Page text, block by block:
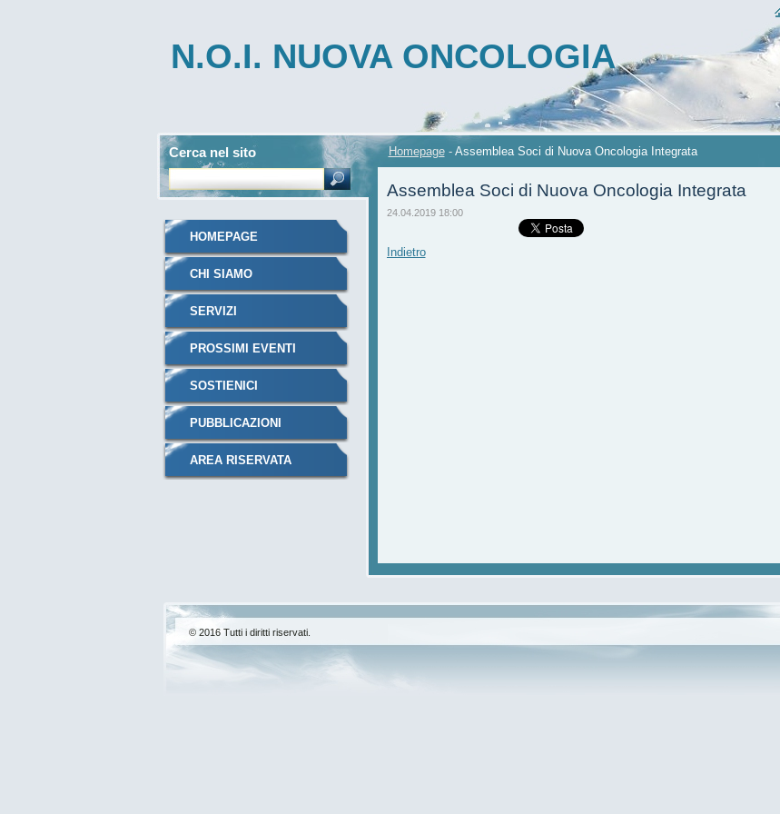
N.O.I. NUOVA ONCOLOGIA
Homepage - Assemblea Soci di Nuova Oncologia Integrata
Assemblea Soci di Nuova Oncologia Integrata
24.04.2019 18:00
Indietro
HOMEPAGE
CHI SIAMO
SERVIZI
PROSSIMI EVENTI
SOSTIENICI
PUBBLICAZIONI
AREA RISERVATA
Cerca nel sito
© 2016 Tutti i diritti riservati.